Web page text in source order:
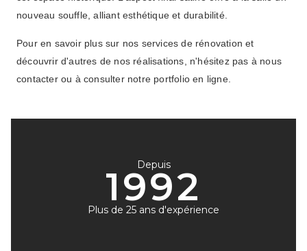
nouveau souffle, alliant esthétique et durabilité.
Pour en savoir plus sur nos services de rénovation et
découvrir d'autres de nos réalisations, n'hésitez pas à nous
contacter ou à consulter notre portfolio en ligne.
Depuis
1992
Plus de 25 ans d'expérience